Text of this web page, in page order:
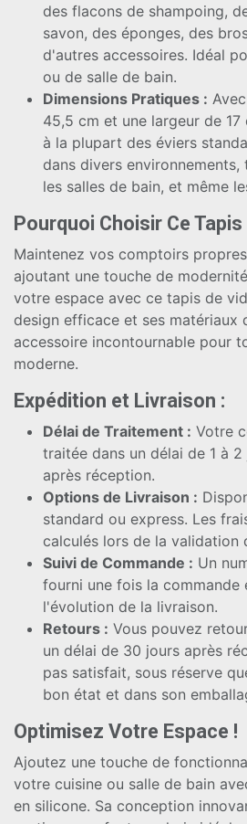
des flacons de shampoing,
savon, des éponges, des
d'autres accessoires. Idéal
ou de salle de bain.
Dimensions Pratiques :
45,5 cm et une largeur de
à la plupart des éviers
dans divers environnements,
les salles de bain, et même
Pourquoi Choisir Ce
Maintenez vos comptoirs
ajoutant une touche de
votre espace avec ce tapis de
design efficace et ses matériaux
accessoire incontournable pour
moderne.
Expédition et Livraison :
Délai de Traitement : Votre
traitée dans un délai de 1 à
après réception.
Options de Livraison :
standard ou express. Les
calculés lors de la validation
Suivi de Commande : Un
fourni une fois la commande
l'évolution de la livraison.
Retours : Vous pouvez
un délai de 30 jours après
pas satisfait, sous réserve
bon état et dans son
Optimisez Votre Espace !
Ajoutez une touche de
votre cuisine ou salle de bain
en silicone. Sa conception